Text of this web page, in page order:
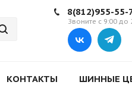
8(812)955-55-
Звоните с 9:00 до
КОНТАКТЫ ШИННЫЕ